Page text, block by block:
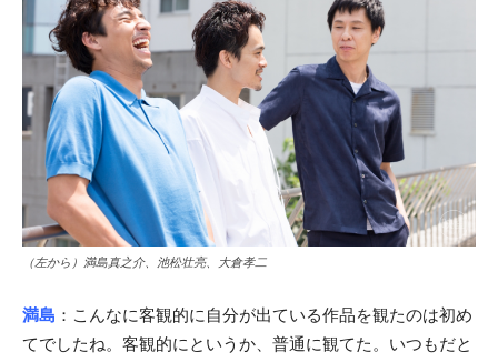
（左から）満島真之介、池松壮亮、大倉孝二
満島 ：こんなに客観的に自分が出ている作品を観たのは初め
てでしたね。客観的にというか、普通に観てた。いつもだと